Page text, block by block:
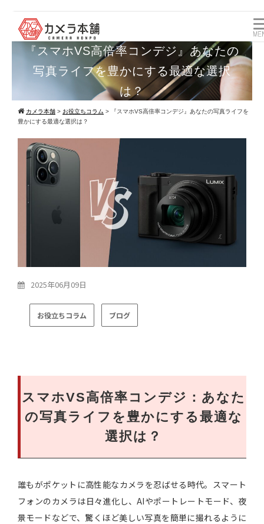
『スマホVS高倍率コンデジ』あなたの
写真ライフを豊かにする最適な選択
は？
カメラ本舗 > お役立ちコラム >
『スマホVS高倍率コンデジ』あなたの写真ライフを
豊かにする最適な選択は？
2025年06月09日
お役立ちコラム ブログ
スマホVS高倍率コンデジ：あなた
の写真ライフを豊かにする最適な
選択は？
誰もがポケットに高性能なカメラを忍ばせる時代。スマート
フォンのカメラは日々進化し、AIやポートレートモード、夜
景モードなどで、驚くほど美しい写真を簡単に撮れるように